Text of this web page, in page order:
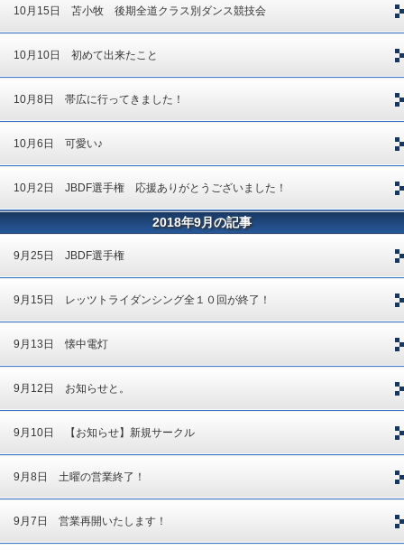
10月15日 苫小牧 後期全道クラス別ダンス競技会
10月10日 初めて出来たこと
10月8日 帯広に行ってきました！
10月6日 可愛い♪
10月2日 JBDF選手権 応援ありがとうございました！
2018年9月の記事
9月25日 JBDF選手権
9月15日 レッツトライダンシング全１０回が終了！
9月13日 懐中電灯
9月12日 お知らせと。
9月10日 【お知らせ】新規サークル
9月8日 土曜の営業終了！
9月7日 営業再開いたします！